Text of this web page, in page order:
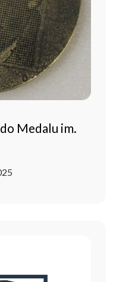
Medalu im.